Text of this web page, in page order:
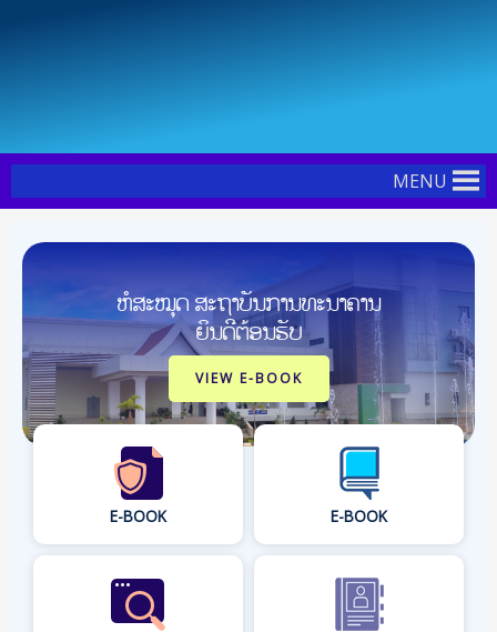
MENU
ຫໍສະໝຸດ ສະຖາບັນການທະນາຄານ
ຍິນດີຕ້ອນຮັບ
VIEW E-BOOK
E-BOOK E-BOOK